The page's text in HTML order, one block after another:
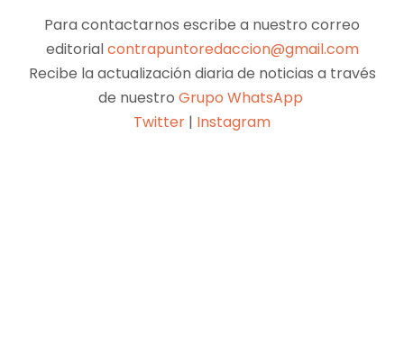
Para contactarnos escribe a nuestro correo
editorialcontrapuntoredaccion@gmail.com
Recibe la actualización diaria de noticias a través
de nuestro Grupo WhatsApp
Twitter | Instagram